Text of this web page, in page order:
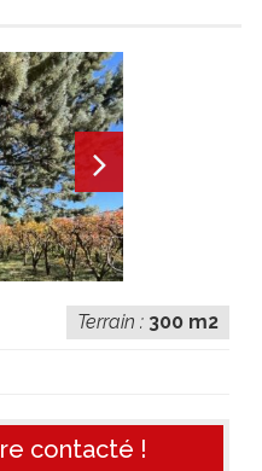
Terrain : 300 m2
contacté !